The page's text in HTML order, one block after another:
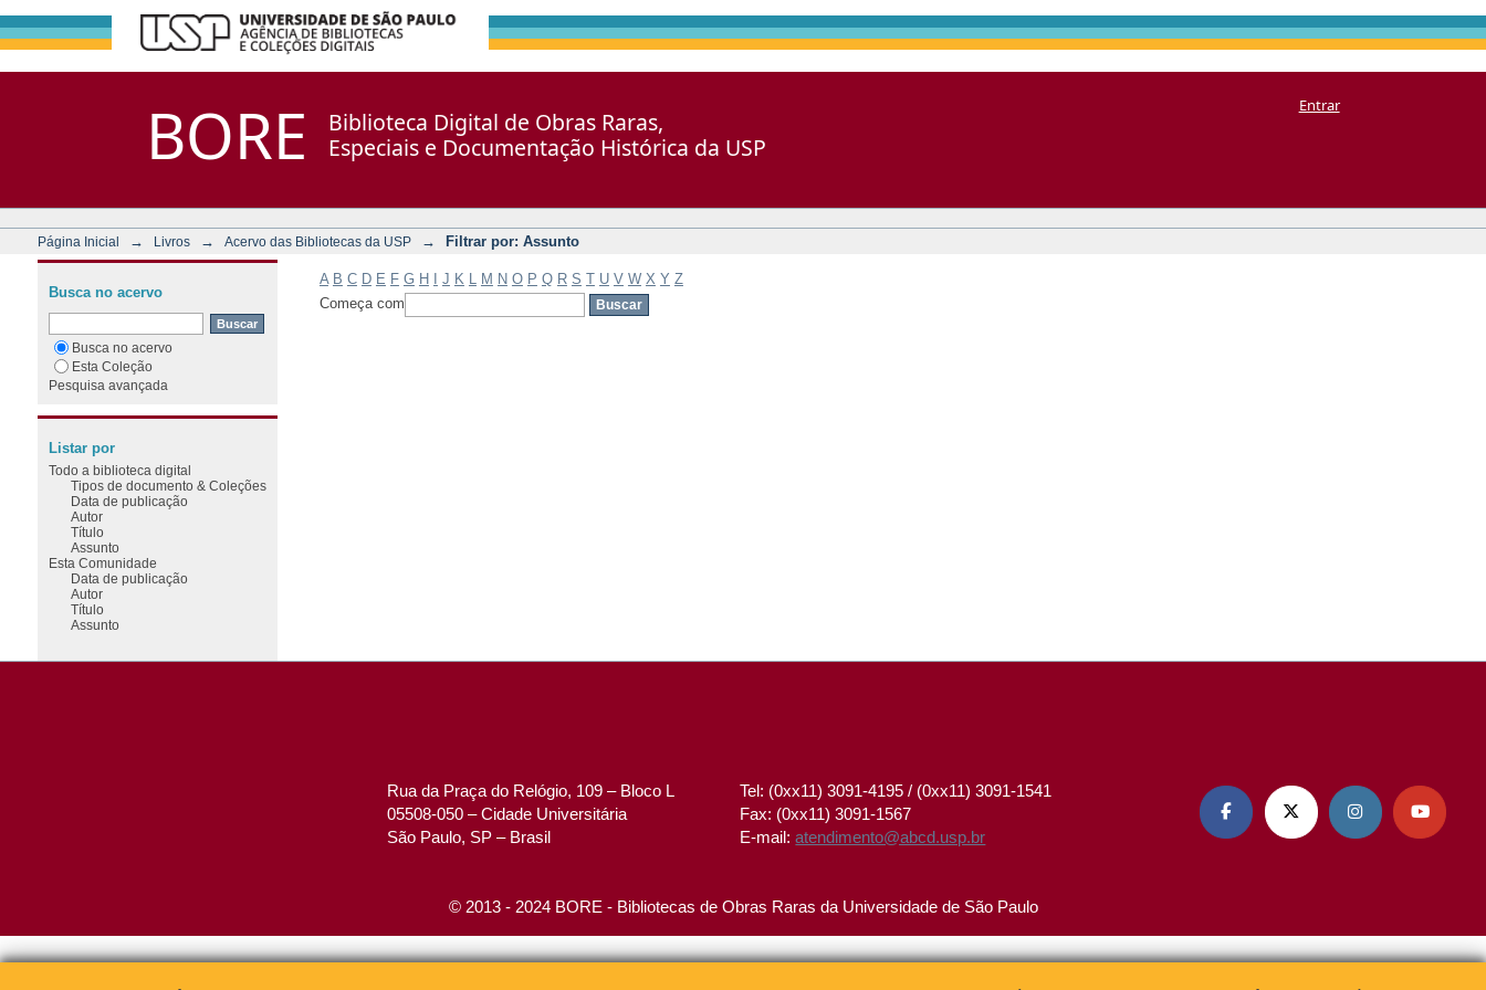
BORE
Biblioteca Digital de Obras Raras,
Especiais e Documentação Histórica da USP
Entrar
Página Inicial → Livros → Acervo das Bibliotecas da USP → Filtrar por: Assunto
A B C D E F G H J K M N O P Q R S T U V W X Y Z
Começa com
Busca no acervo
Busca no acervo
Esta Coleção
Pesquisa avançada
Listar por
Todo a biblioteca digital
Tipos de documento & Coleções
Data de publicação
Autor
Título
Assunto
Esta Comunidade
Data de publicação
Autor
Título
Assunto
Rua da Praça do Relógio, 109 – Bloco L
05508-050 – Cidade Universitária
São Paulo, SP – Brasil
Tel: (0xx11) 3091-4195 / (0xx11) 3091-1541
Fax: (0xx11) 3091-1567
E-mail:atendimento@abcd.usp.br
   
© 2013 - 2024 BORE - Bibliotecas de Obras Raras da Universidade de São Paulo